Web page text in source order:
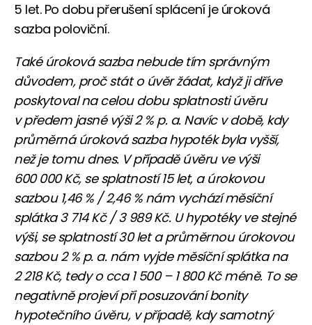
5 let. Po dobu přerušení splácení je úroková
sazba poloviční.
Také úroková sazba nebude tím správným
důvodem, proč stát o úvěr žádat, když ji dříve
poskytoval na celou dobu splatnosti úvěru
v předem jasné výši 2 % p. a. Navíc v době, kdy
průměrná úroková sazba hypoték byla vyšší,
než je tomu dnes. V případě úvěru ve výši
600 000 Kč, se splatností 15 let, a úrokovou
sazbou 1,46 % / 2,46 % nám vychází měsíční
splátka 3 714 Kč / 3 989 Kč. U hypotéky ve stejné
výši, se splatností 30 let a průměrnou úrokovou
sazbou 2 % p. a. nám vyjde měsíční splátka na
2 218 Kč, tedy o cca 1 500 – 1 800 Kč méně. To se
negativně projeví při posuzování bonity
hypotečního úvěru, v případě, kdy samotný